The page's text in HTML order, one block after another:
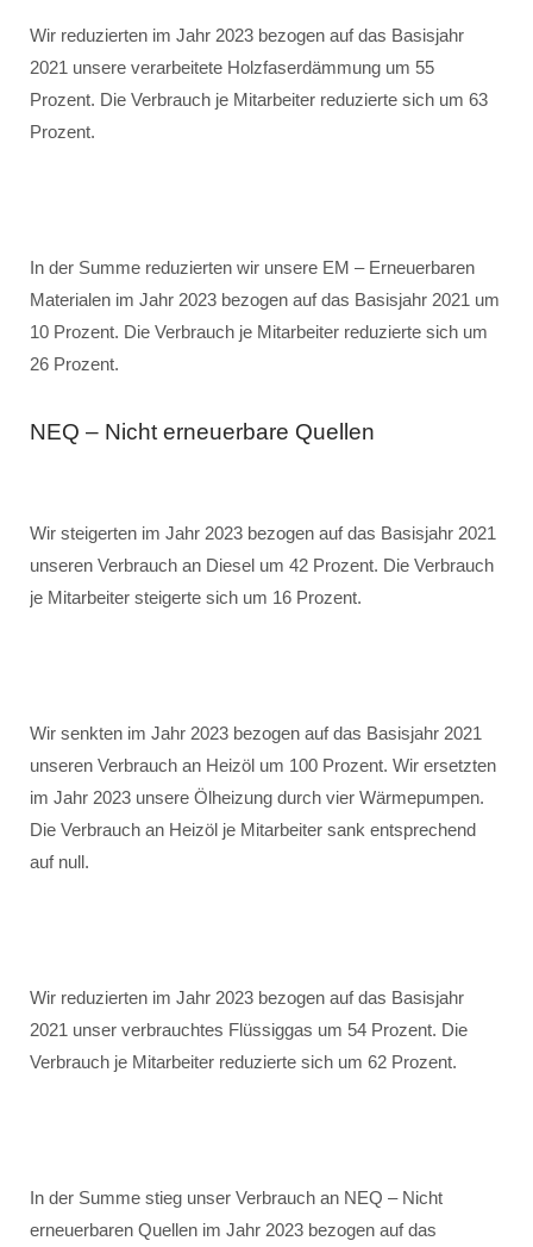
Wir reduzierten im Jahr 2023 bezogen auf das Basisjahr
2021 unsere verarbeitete Holzfaserdämmung um 55
Prozent. Die Verbrauch je Mitarbeiter reduzierte sich um 63
Prozent.
In der Summe reduzierten wir unsere EM – Erneuerbaren
Materialen im Jahr 2023 bezogen auf das Basisjahr 2021 um
10 Prozent. Die Verbrauch je Mitarbeiter reduzierte sich um
26 Prozent.
NEQ – Nicht erneuerbare Quellen
Wir steigerten im Jahr 2023 bezogen auf das Basisjahr 2021
unseren Verbrauch an Diesel um 42 Prozent. Die Verbrauch
je Mitarbeiter steigerte sich um 16 Prozent.
Wir senkten im Jahr 2023 bezogen auf das Basisjahr 2021
unseren Verbrauch an Heizöl um 100 Prozent. Wir ersetzten
im Jahr 2023 unsere Ölheizung durch vier Wärmepumpen.
Die Verbrauch an Heizöl je Mitarbeiter sank entsprechend
auf null.
Wir reduzierten im Jahr 2023 bezogen auf das Basisjahr
2021 unser verbrauchtes Flüssiggas um 54 Prozent. Die
Verbrauch je Mitarbeiter reduzierte sich um 62 Prozent.
In der Summe stieg unser Verbrauch an NEQ – Nicht
erneuerbaren Quellen im Jahr 2023 bezogen auf das